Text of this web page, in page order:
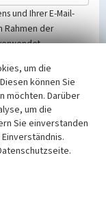
und Ihrer E-Mail-
Rahmen der
Vorschriften des
und der seit
bitte unsere
um die
können Sie
möchten. Darüber
um die
Sie einverstanden